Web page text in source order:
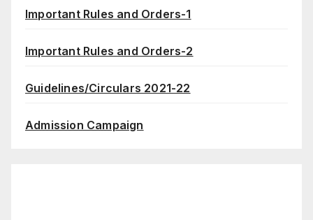
Important Rules and Orders-1
Important Rules and Orders-2
Guidelines/Circulars 2021-22
Admission Campaign